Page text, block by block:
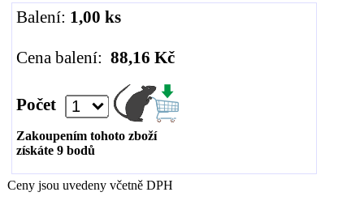
Balení: 1,00 ks
Cena balení: 88,16 Kč
Počet
Zakoupením tohoto zboží
získáte 9 bodů
Ceny jsou uvedeny včetně DPH